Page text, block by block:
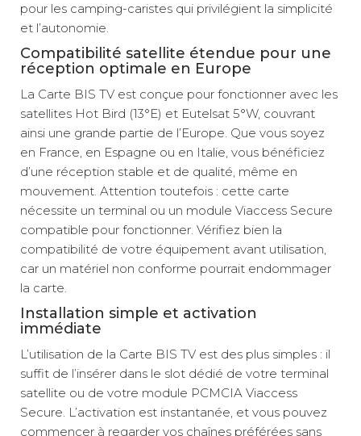
pour les camping-caristes qui privilégient la simplicité
et l’autonomie.
Compatibilité satellite étendue pour une
réception optimale en Europe
La Carte BIS TV est conçue pour fonctionner avec les
satellites Hot Bird (13°E) et Eutelsat 5°W, couvrant
ainsi une grande partie de l’Europe. Que vous soyez
en France, en Espagne ou en Italie, vous bénéficiez
d’une réception stable et de qualité, même en
mouvement. Attention toutefois : cette carte
nécessite un terminal ou un module Viaccess Secure
compatible pour fonctionner. Vérifiez bien la
compatibilité de votre équipement avant utilisation,
car un matériel non conforme pourrait endommager
la carte.
Installation simple et activation
immédiate
L’utilisation de la Carte BIS TV est des plus simples : il
suffit de l’insérer dans le slot dédié de votre terminal
satellite ou de votre module PCMCIA Viaccess
Secure. L’activation est instantanée, et vous pouvez
commencer à regarder vos chaînes préférées sans